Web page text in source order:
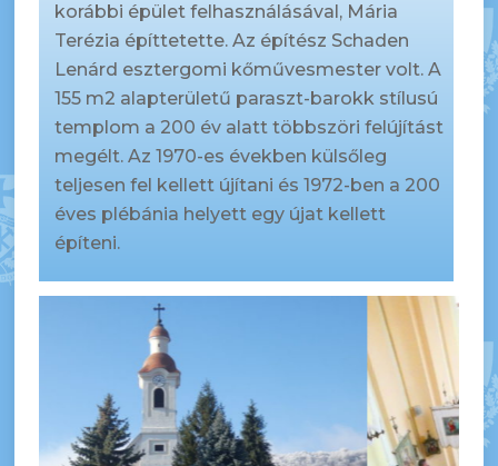
korábbi épület felhasználásával, Mária
Terézia építtetette. Az építész Schaden
Lenárd esztergomi kőművesmester volt. A
155 m2 alapterületű paraszt-barokk stílusú
templom a 200 év alatt többszöri felújítást
megélt. Az 1970-es években külsőleg
teljesen fel kellett újítani és 1972-ben a 200
éves plébánia helyett egy újat kellett
építeni.